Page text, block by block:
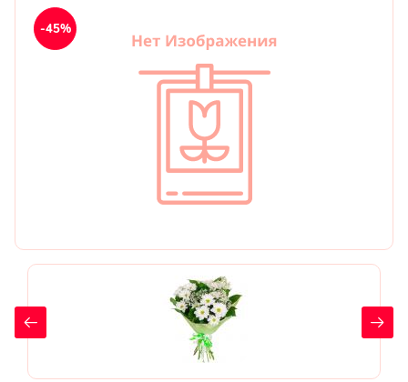
Букеты из роз
Цветы любимой
Цветы дочери
-45%